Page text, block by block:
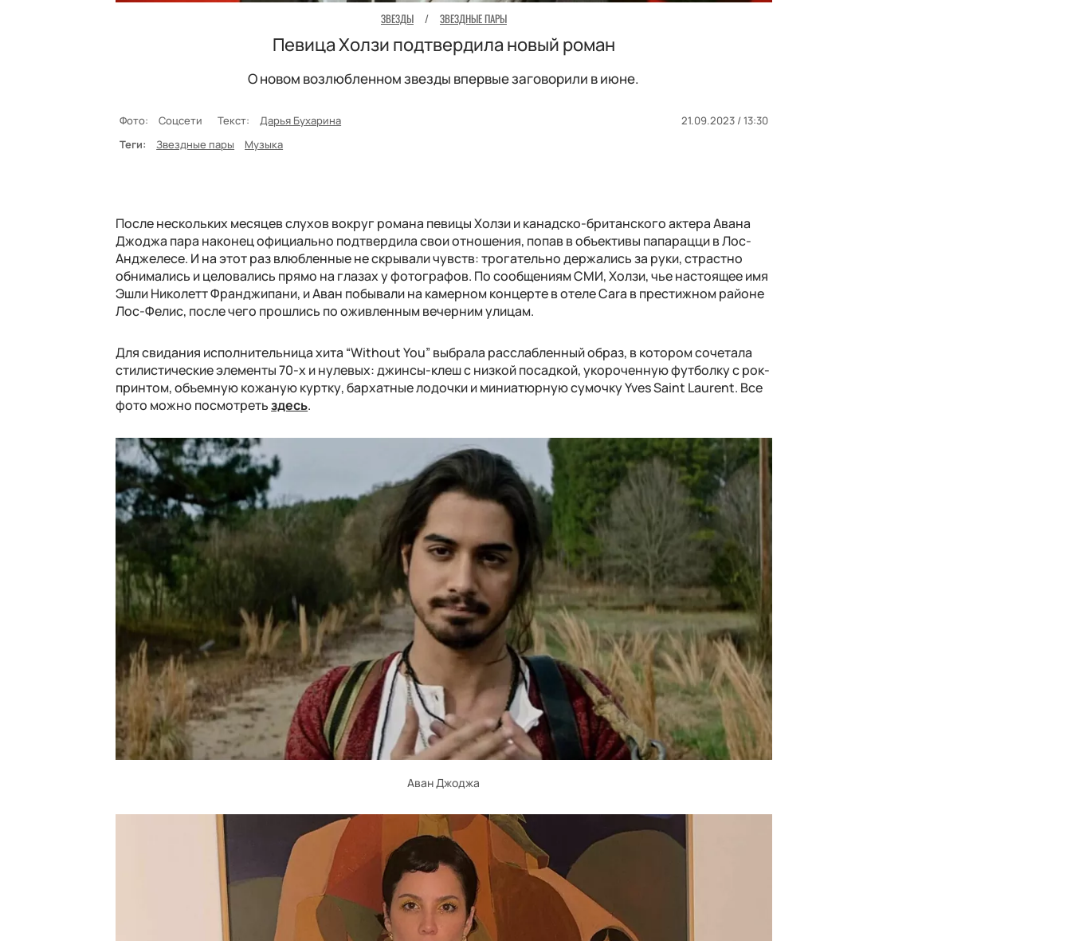
ЗВЕЗДЫ / ЗВЕЗДНЫЕ ПАРЫ
Певица Холзи подтвердила новый роман
О новом возлюбленном звезды впервые заговорили в июне.
Фото: Соцсети Текст: Дарья Бухарина
21.09.2023 / 13:30
Теги:
Звездные пары Музыка
После нескольких месяцев слухов вокруг романа певицы Холзи и канадско-британского актера Авана
Джоджа пара наконец официально подтвердила свои отношения, попав в объективы папарацци в Лос-
Анджелесе. И на этот раз влюбленные не скрывали чувств: трогательно держались за руки, страстно
обнимались и целовались прямо на глазах у фотографов. По сообщениям СМИ, Холзи, чье настоящее имя
Эшли Николетт Франджипани, и Аван побывали на камерном концерте в отеле Cara в престижном районе
Лос-Фелис, после чего прошлись по оживленным вечерним улицам.
Для свидания исполнительница хита “Without You” выбрала расслабленный образ, в котором сочетала
стилистические элементы 70-х и нулевых: джинсы-клеш с низкой посадкой, укороченную футболку с рок-
принтом, объемную кожаную куртку, бархатные лодочки и миниатюрную сумочку Yves Saint Laurent. Все
фото можно посмотретьздесь.
Аван Джоджа